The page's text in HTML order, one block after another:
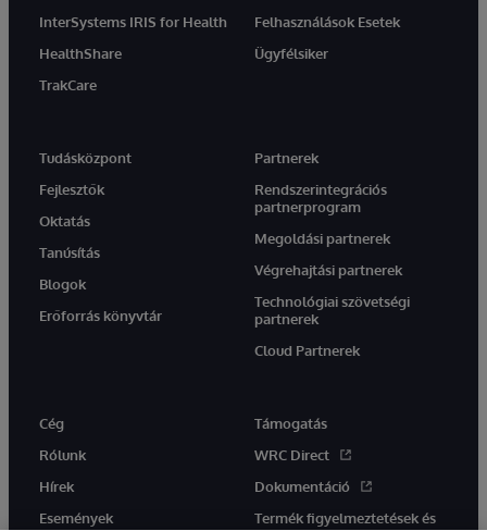
InterSystems IRIS for Health
HealthShare
TrakCare
Felhasználások Esetek
Ügyfélsiker
Tudásközpont
Fejlesztők
Oktatás
Tanúsítás
Blogok
Erőforrás könyvtár
Partnerek
Rendszerintegrációs
partnerprogram
Megoldási partnerek
Végrehajtási partnerek
Technológiai szövetségi
partnerek
Cloud Partnerek
Cég
Rólunk
Hírek
Események
Támogatás
WRC Direct
Dokumentáció
Termék figyelmeztetések és